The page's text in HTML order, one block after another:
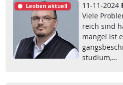
Leoben aktuell 11-11-2024
Vie­le
reich sind
man­gel ist
stu­di­um,…